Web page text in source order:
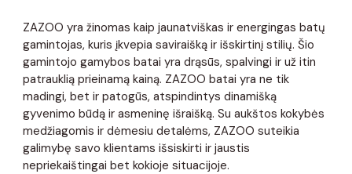
ZAZOO yra žinomas kaip jaunatviškas ir energingas batų
gamintojas, kuris įkvepia saviraišką ir išskirtinį stilių. Šio
gamintojo gamybos batai yra drąsūs, spalvingi ir už itin
patrauklią prieinamą kainą. ZAZOO batai yra ne tik
madingi, bet ir patogūs, atspindintys dinamišką
gyvenimo būdą ir asmeninę išraišką. Su aukštos kokybės
medžiagomis ir dėmesiu detalėms, ZAZOO suteikia
galimybę savo klientams išsiskirti ir jaustis
nepriekaištingai bet kokioje situacijoje.